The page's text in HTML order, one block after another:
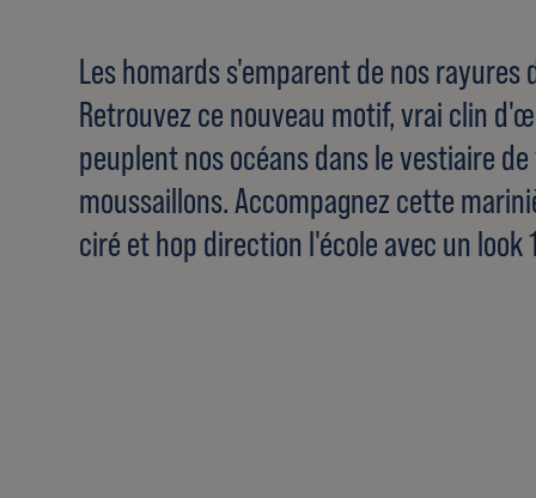
Les homards s'emparent de nos rayures
Retrouvez ce nouveau motif, vrai clin
peuplent nos océans dans le vestiaire
moussaillons. Accompagnez cette
ciré et hop direction l'école avec un look